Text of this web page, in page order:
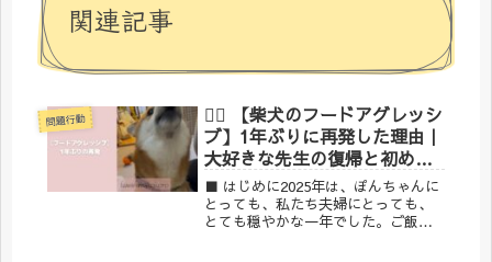
関連記事
問題行動
🐕‍🦺 【柴犬のフードアグレッシ
ブ】1年ぶりに再発した理由｜
大好きな先生の復帰と初めて
のお泊まりが引き金に
■ はじめに2025年は、ぽんちゃんに
とっても、私たち夫婦にとっても、
とても穏やかな一年でした。ご飯で